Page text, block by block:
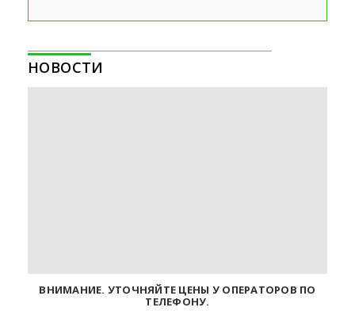
НОВОСТИ
ВНИМАНИЕ. УТОЧНЯЙТЕ ЦЕНЫ У ОПЕРАТОРОВ ПО
ТЕЛЕФОНУ.